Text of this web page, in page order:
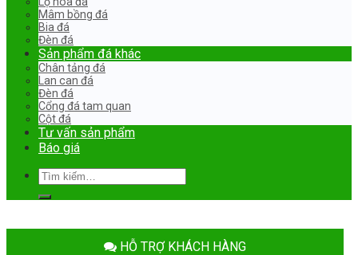
Mâm bồng đá
Bia đá
Đèn đá
Sản phẩm đá khác
Chân tảng đá
Lan can đá
Đèn đá
Cổng đá tam quan
Cột đá
Tư vấn sản phẩm
Báo giá
Tìm
kiếm:
HỖ TRỢ KHÁCH HÀNG